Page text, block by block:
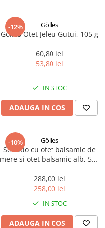
-12% Gölles
Gölles Otet Jeleu Gutui, 105 g
60,80 lei
53,80 lei
IN STOC
ADAUGA IN COS
-10% Gölles
Set duo cu otet balsamic de
mere si otet balsamic alb, 500
288,00 lei
258,00 lei
IN STOC
ADAUGA IN COS